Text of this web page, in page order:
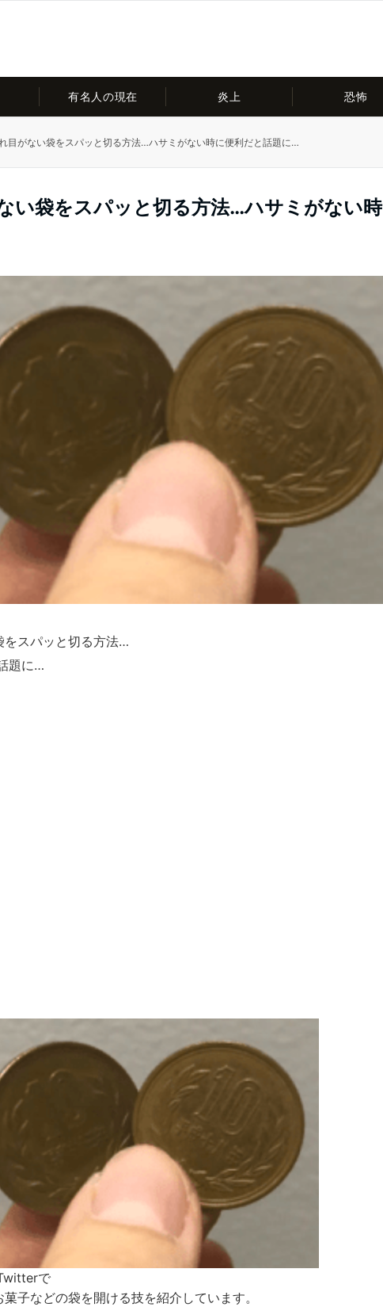
有名人の現在 炎上 恐怖
目がない袋をスパッと切る方法…ハサミがない時に便利だと話題に…
い袋をスパッと切る方法…ハサミがない時
をスパッと切る方法…
題に…
で
子などの袋を開ける技を紹介しています。